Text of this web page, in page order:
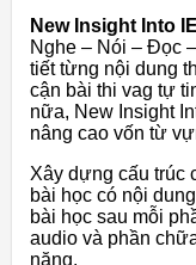
New Insight Into
Nghe – Nói – Đọc
tiết từng nội dung
cận bài thi vag tự
nữa, New Insight
nâng cao vốn từ
Xây dựng cấu trúc
bài học có nội
bài học sau mỗi
audio và phần
năng.